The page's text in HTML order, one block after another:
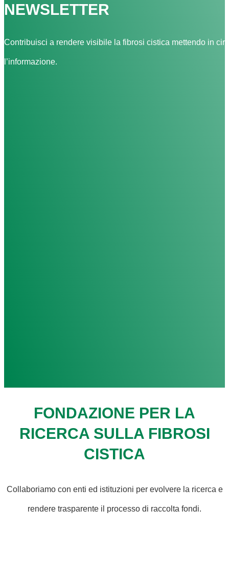
NEWSLETTER
Contribuisci a rendere visibile la fibrosi cistica mettendo in
l’informazione.
FONDAZIONE PER LA
RICERCA SULLA FIBROSI
CISTICA
Collaboriamo con enti ed istituzioni per evolvere la ricerca e
rendere trasparente il processo di raccolta fondi.